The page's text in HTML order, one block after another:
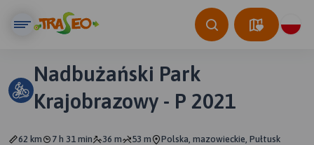
Nadbużański Park
Krajobrazowy - P 2021
62 km 7 h 31 min 36 m 53 m Polska, mazowieckie, Pułtusk